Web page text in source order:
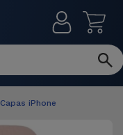
Capas iPhone